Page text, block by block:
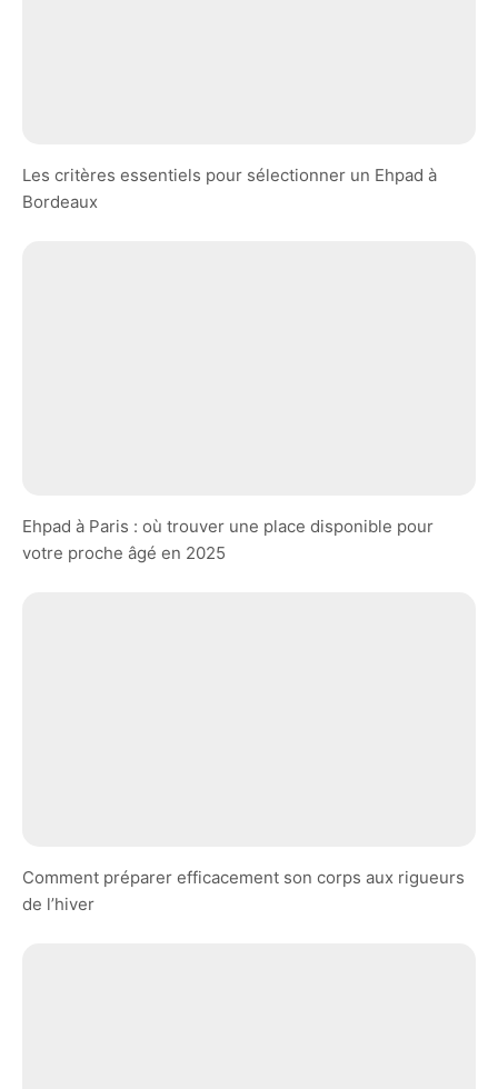
Les critères essentiels pour sélectionner un Ehpad à
Bordeaux
Ehpad à Paris : où trouver une place disponible pour
votre proche âgé en 2025
Comment préparer efficacement son corps aux rigueurs
de l’hiver